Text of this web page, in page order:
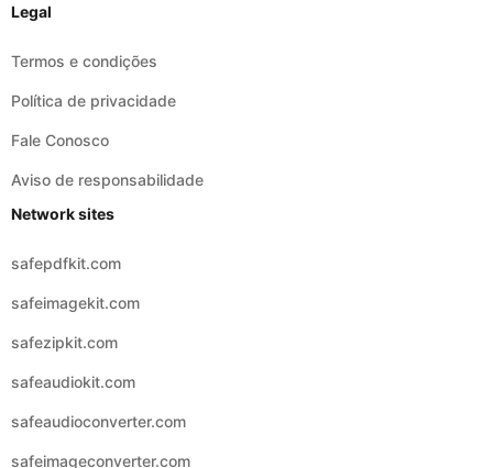
Legal
Termos e condições
Política de privacidade
Fale Conosco
Aviso de responsabilidade
Network sites
safepdfkit.com
safeimagekit.com
safezipkit.com
safeaudiokit.com
safeaudioconverter.com
safeimageconverter.com